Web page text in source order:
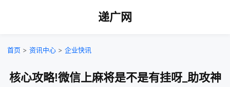
递广网
首页 > 资讯中心 > 企业快讯
核心攻略!微信上麻将是不是有挂呀_助攻神